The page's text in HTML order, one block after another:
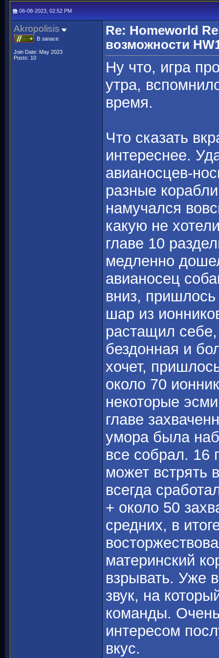
06-08-2023, 02:52 PM
Akropolisis
В запасе
Join Date: May 2023
Posts: 10
Re: Homeworld
возможности
Ну что, игра
утра,
время.
Что сказать
интереснее.
авианосцев-
разные
намучался
какую не
главе 10
медленно
авианосец
вниз,
шар из
растащил
бездонная и
хочет,
около 70
некоторые
главе
умора была
все собрал. 16
может встрять
всегда
+ около 50
средних, в
материнский
взрывать. Уже
звук, на
команды.
интересом
вкус.